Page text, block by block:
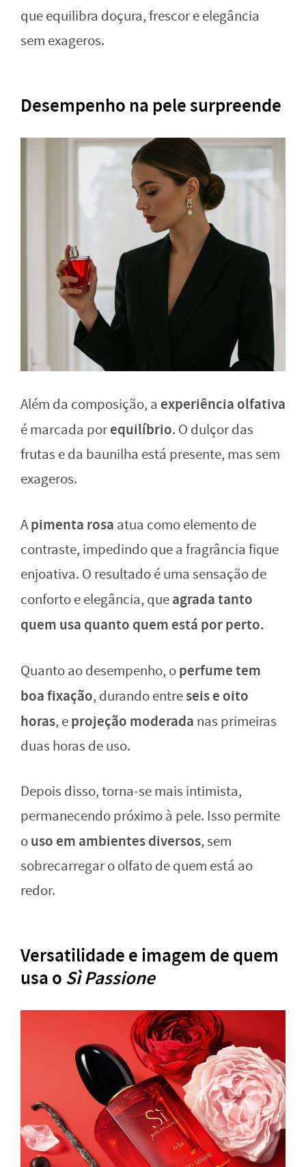
que equilibra doçura, frescor e elegância
sem exageros.
Desempenho na pele surpreende
Além da composição, a experiência olfativa
é marcada porequilíbrio. O dulçor das
frutas e da baunilha está presente, mas sem
exageros.
Apimenta rosa atua como elemento de
contraste, impedindo que a fragrância fique
enjoativa. O resultado é uma sensação de
conforto e elegância, queagrada tanto
quem usa quanto quem está por perto.
Quanto ao desempenho, operfume tem
boa fixação, durando entreseis e oito
horas, eprojeção moderada nas primeiras
duas horas de uso.
Depois disso, torna-se mais intimista,
permanecendo próximo à pele. Isso permite
ouso em ambientes diversos, sem
sobrecarregar o olfato de quem está ao
redor.
Versatilidade e imagem de quem
usa oSì Passione